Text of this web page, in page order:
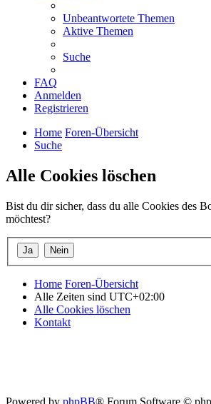
Unbeantwortete Themen
Aktive Themen
Suche
FAQ
Anmelden
Registrieren
Home Foren-Übersicht
Suche
Alle Cookies löschen
Bist du dir sicher, dass du alle Cookies des
möchtest?
Home Foren-Übersicht
Alle Zeiten sind UTC+02:00
Alle Cookies löschen
Kontakt